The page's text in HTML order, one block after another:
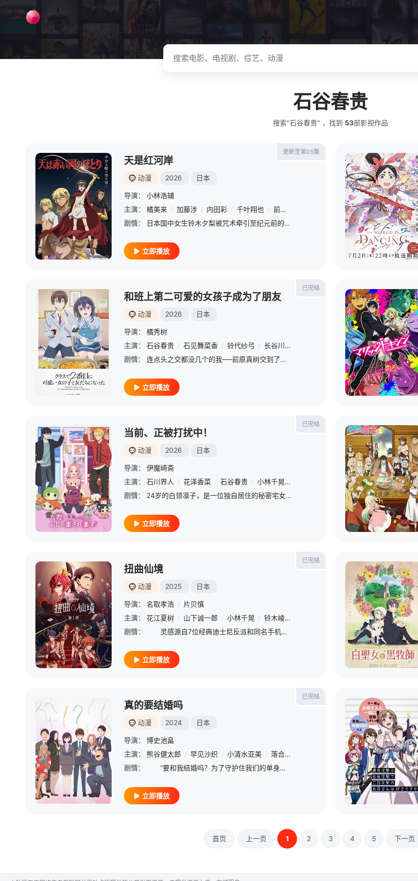
石谷春贵
搜索"石谷春贵" ，找到 53部影视作品
更新至第05集
天是红河岸
动漫 2026 日本
导演：
小林浩辅
主演：
橘美来 / 加藤涉 / 内田彩 / 千叶翔也 / 前野智昭 大野智敬 / 青木志贵 /
剧情：
日本国中女生铃木夕梨被咒术牵引至纪元前的赫梯帝国，并长期遭受娜姬雅王后的追杀，目的在于以她为祭品咒杀凯鲁王子。在凯鲁的庇护与指导下，夕梨从误打误撞开始学习成长，到最后能够与王太后在政治舞台上一较高下，
立即播放
已完结
和班上第二可爱的女孩子成为了朋友
动漫 2026 日本
导演：
橘秀树
主演：
石谷春贵 / 石见舞菜香 / 铃代纱弓 / 长谷川育美
剧情：
连点头之交都没几个的我──前原真树交到了第一个朋友——朝凪海。男生们都说朝凪同学是「班上第二可爱」，而且很照顾天真烂漫的No.1美少女天海同学。这样的她只有在周五的放学后，会偷偷来我家玩。从平常能干的
立即播放
已完结
当前、正被打扰中！
动漫 2026 日本
导演：
伊魔崎斋
主演：
石川界人 / 花泽香菜 / 石谷春贵 / 小林千晃 / 富田美忧 / 诸星堇
剧情：
24岁的白领凛子，是一位独自居住的秘密宅女。 &amp;nbsp; &amp;nbsp; &amp;nbsp; &amp;nbsp; &amp;nbsp; &amp;nbsp; &amp;nbsp; &amp;nbsp; &amp;nbsp; &amp;nbsp; &amp;nbsp;
立即播放
已完结
扭曲仙境
动漫 2025 日本
导演： 名取孝浩 / 片贝慎
主演：
花江夏树 / 山下诚一郎 / 小林千晃 / 铃木崚汰 梅原裕一郎 / 坂泰斗 /
剧情：
灵感源自7位经典迪士尼反派和同名手机游戏。主角圆满雄剑被魔镜召唤到异世界“扭曲仙境”，误打误撞入读暗夜渡鸦学园。作为新人，他不仅不会魔法，还在典礼造成混乱，激怒宿舍长Riddle Rosehear
立即播放
已完结
真的要结婚吗
动漫 2024 日本
导演：
博史池畠
主演：
熊谷健太郎 / 早见沙织 / 小清水亚美 / 落合福嗣 石谷春贵 / 利根健太朗
剧情：
“要和我结婚吗？为了守护住我们的单身生活。” 在首都圈的旅行代理店JTC的企画部工作的拓也和莉香都不擅长人际交往，虽然平淡无华，但是各自过着充实的单身生活。随着公司打算在西伯利亚开设分店，单身者
立即播放
首页 上一页 1 2 3 4 5 下一页